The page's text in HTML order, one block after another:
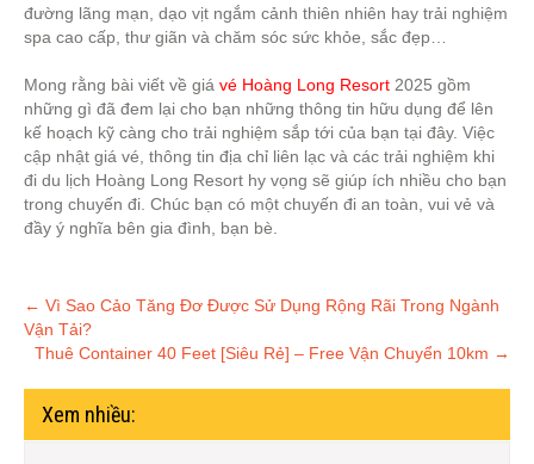
đường lãng mạn, dạo vịt ngắm cảnh thiên nhiên hay trải nghiệm
spa cao cấp, thư giãn và chăm sóc sức khỏe, sắc đẹp…
Mong rằng bài viết về giá vé Hoàng Long Resort 2025 gồm
những gì đã đem lại cho bạn những thông tin hữu dụng để lên
kế hoạch kỹ càng cho trải nghiệm sắp tới của bạn tại đây. Việc
cập nhật giá vé, thông tin địa chỉ liên lạc và các trải nghiệm khi
đi du lịch Hoàng Long Resort hy vọng sẽ giúp ích nhiều cho bạn
trong chuyến đi. Chúc bạn có một chuyến đi an toàn, vui vẻ và
đầy ý nghĩa bên gia đình, bạn bè.
Post
navigation
← Vì Sao Cảo Tăng Đơ Được Sử Dụng Rộng Rãi Trong Ngành
Vận Tải?
Thuê Container 40 Feet [Siêu Rẻ] – Free Vận Chuyển 10km →
Xem nhiều: